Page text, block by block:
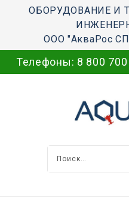
ОБОРУДОВАНИЕ И
ООО "АкваРос
Телефоны: 8 800 700